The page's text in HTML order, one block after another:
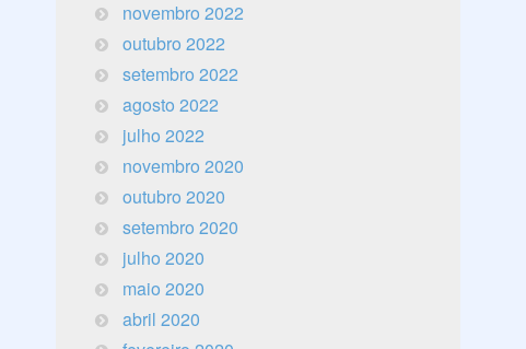
novembro 2022
outubro 2022
setembro 2022
agosto 2022
julho 2022
novembro 2020
outubro 2020
setembro 2020
julho 2020
maio 2020
abril 2020